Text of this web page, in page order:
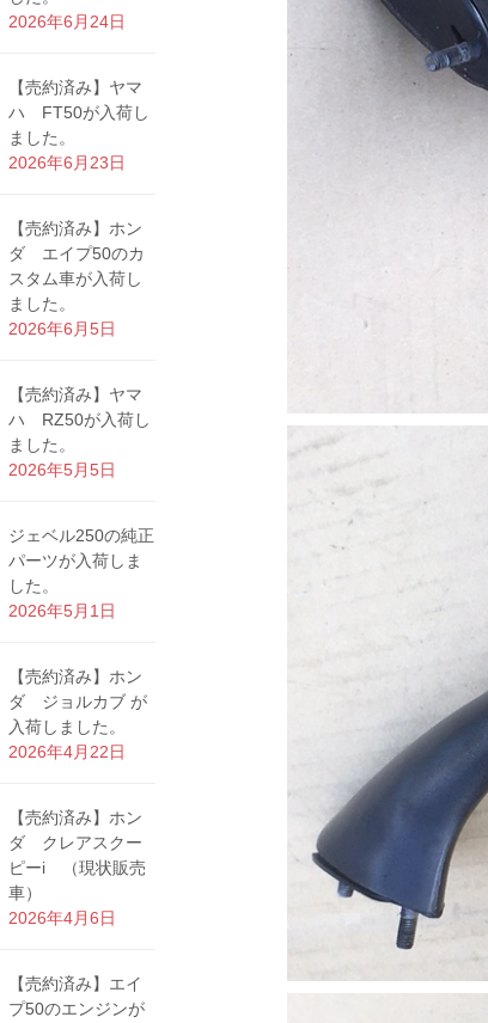
2026年6月24日
【売約済み】ヤマ
ハ FT50が入荷し
ました。
2026年6月23日
【売約済み】ホン
ダ エイプ50のカ
スタム車が入荷し
ました。
2026年6月5日
【売約済み】ヤマ
ハ RZ50が入荷し
ました。
2026年5月5日
ジェベル250の純正
パーツが入荷しま
した。
2026年5月1日
【売約済み】ホン
ダ ジョルカブ が
入荷しました。
2026年4月22日
【売約済み】ホン
ダ クレアスクー
ピーi （現状販売
車）
2026年4月6日
【売約済み】エイ
プ50のエンジンが